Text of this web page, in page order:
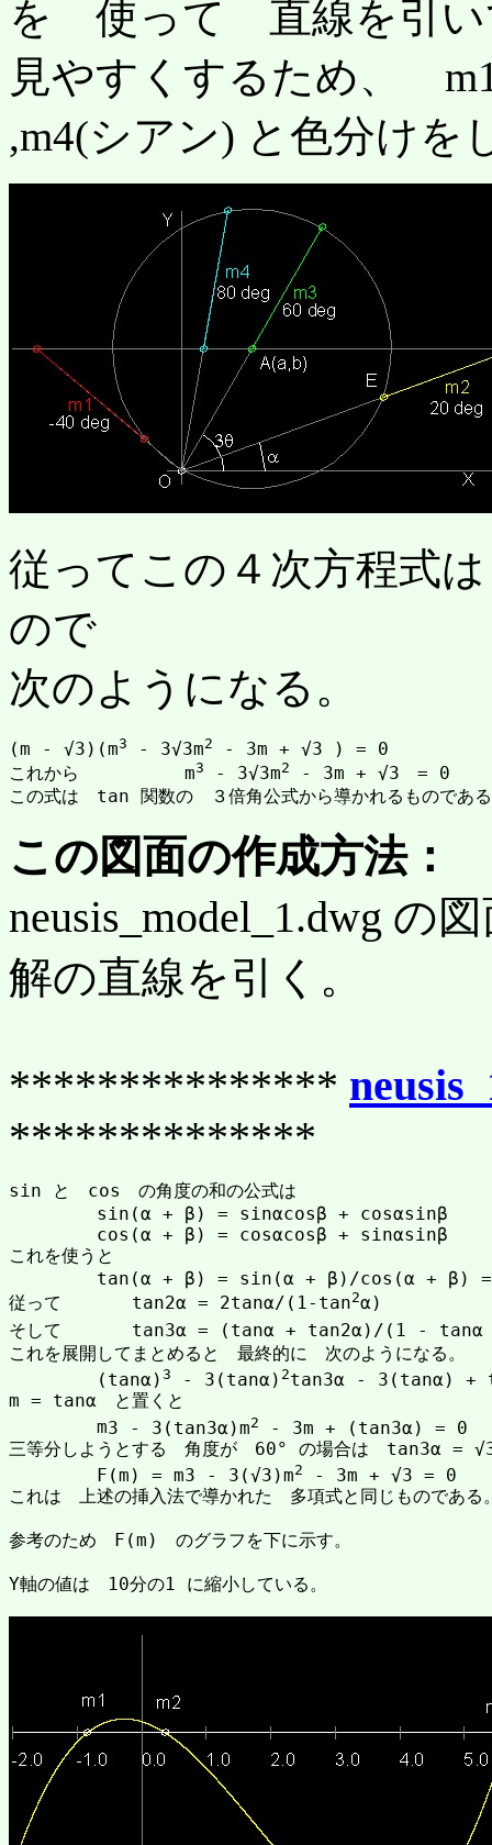
を 使って 直線を引い
見やすくするため、
,m4(シアン) と色分けを
従ってこの４次方程式
ので
次のようになる。
(m - √3)(m3 - 3√3m2
- 3m + √3 ) = 0
これから　	m3 - 3√3m2 - 3m + √3　= 0
この図面の作成方法：
neusis_model_1.dwg の
解の直線を引く。
***************
**************
sin と　cos　の角度の和の公式は
これを使うと
従って　　　　tan2α = 2tanα/(1-tan2α)
そして　　　　tan3α = (tanα + tan2α)/(1 -
これを展開してまとめると　最終的に　次のようになる。
	(tanα)
3 - 3(tanα) 2tan3α - 3(tanα) +
m = tanα　と置くと
	m
3 - 3(tan3α)m2
- 3m + (tan3α) = 0
三等分しようとする　角度が　60° の場合は　tan3α =
	F(m) = m
3 - 3(√3)m2
- 3m + √3 = 0
これは　上述の挿入法で導かれた　多項式と同じものである